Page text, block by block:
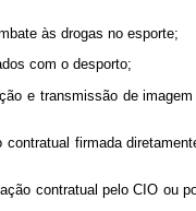
às drogas no esporte;
com o desporto;
e transmissão de
firmada
contratual peloCIO ou